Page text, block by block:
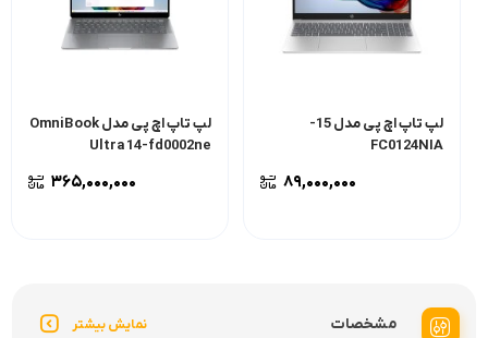
لپ تاپ اچ پی مدل 15-
FC0124NIA
۸۹,۰۰۰,۰۰۰
لپ تاپ اچ پی مدل OmniBook
Ultra 14-fd0002ne
۳۶۵,۰۰۰,۰۰۰
مشخصات نمایش بیشتر